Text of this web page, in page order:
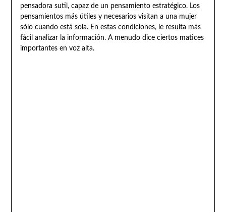
pensadora sutil, capaz de un pensamiento estratégico. Los
pensamientos más útiles y necesarios visitan a una mujer
sólo cuando está sola. En estas condiciones, le resulta más
fácil analizar la información. A menudo dice ciertos matices
importantes en voz alta.